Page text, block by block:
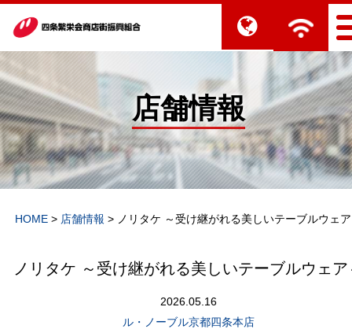
店舗情報
HOME > 店舗情報 > ノリタケ ～受け継がれる美しいテーブルウェ
ノリタケ ～受け継がれる美しいテーブルウェア
2026.05.16
ル・ノーブル京都四条本店